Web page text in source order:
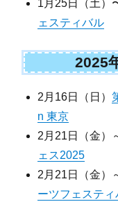
1月25日（土）
ェスティバル
2025
2月16日（日）
n 東京
2月21日（金）
ェス2025
2月21日（金）
ーツフェスティ